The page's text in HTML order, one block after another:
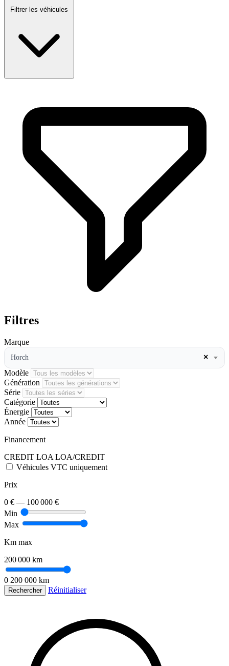
Filtrer les véhicules
Filtres
Marque
×
Horch
Modèle
Génération
Série
Catégorie
Énergie
Année
Financement
CREDIT LOA LOA/CREDIT
Véhicules VTC uniquement
Prix
0 € — 100 000 €
Min
Max
Km max
200 000 km
0 200 000 km
Rechercher Réinitialiser